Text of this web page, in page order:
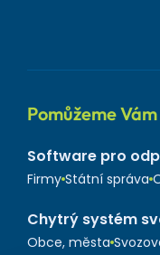
Pomůžeme Vám
Software pro
Firmy Státní správa
Chytrý systém
Obce, města